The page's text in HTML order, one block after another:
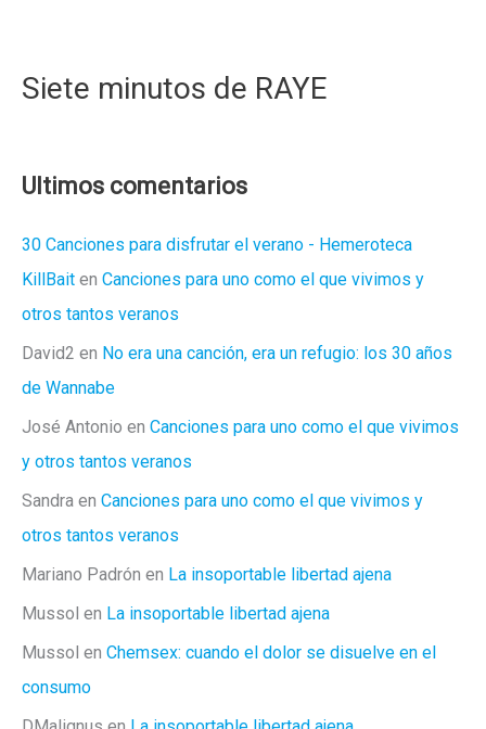
Siete minutos de RAYE
Ultimos comentarios
30 Canciones para disfrutar el verano - Hemeroteca
KillBait en Canciones para uno como el que vivimos y
otros tantos veranos
David2 en No era una canción, era un refugio: los 30 años
de Wannabe
José Antonio en Canciones para uno como el que vivimos
y otros tantos veranos
Sandra en Canciones para uno como el que vivimos y
otros tantos veranos
Mariano Padrón en La insoportable libertad ajena
Mussol en La insoportable libertad ajena
Mussol en Chemsex: cuando el dolor se disuelve en el
consumo